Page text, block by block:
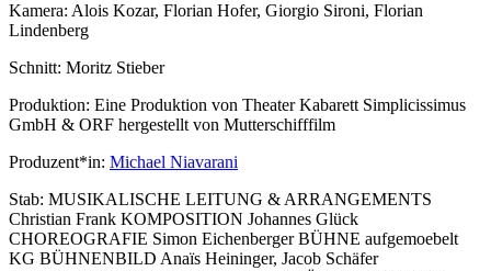
Kamera: Alois Kozar, Florian Hofer, Giorgio Sironi, Florian
Lindenberg
Schnitt: Moritz Stieber
Produktion: Eine Produktion von Theater Kabarett Simplicissimus
GmbH & ORF hergestellt von Mutterschifffilm
Produzent*in: Michael Niavarani
Stab: MUSIKALISCHE LEITUNG & ARRANGEMENTS
Christian Frank KOMPOSITION Johannes Glück
CHOREOGRAFIE Simon Eichenberger BÜHNE aufgemoebelt
KG BÜHNENBILD Anaïs Heininger, Jacob Schäfer